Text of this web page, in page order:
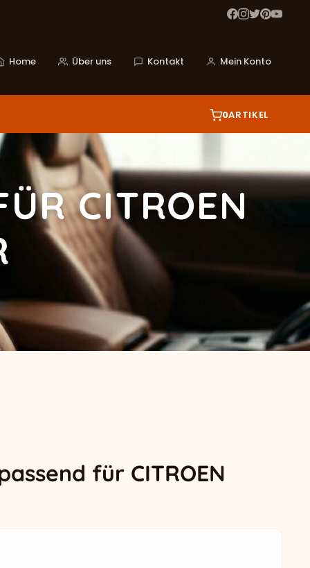
Home Über uns Kontakt Mein Konto
0ARTIKEL
CITROEN
für CITROEN